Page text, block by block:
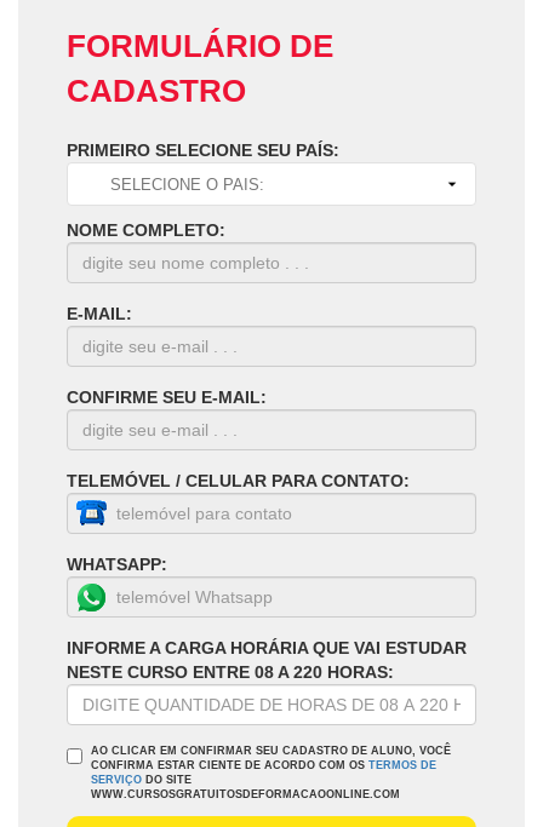
FORMULÁRIO DE
CADASTRO
PRIMEIRO SELECIONE SEU PAÍS:
NOME COMPLETO:
E-MAIL:
CONFIRME SEU E-MAIL:
TELEMÓVEL / CELULAR PARA CONTATO:
WHATSAPP:
INFORME A CARGA HORÁRIA QUE VAI ESTUDAR
NESTE CURSO ENTRE 08 A 220 HORAS:
AO CLICAR EM CONFIRMAR SEU CADASTRO DE ALUNO, VOCÊ
CONFIRMA ESTAR CIENTE DE ACORDO COM OS TERMOS DE
SERVIÇO DO SITE
WWW.CURSOSGRATUITOSDEFORMACAOONLINE.COM